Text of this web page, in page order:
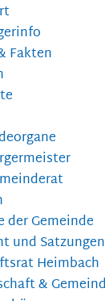
Fakten
der Gemeinde
und Satzungen
Heimbach
&